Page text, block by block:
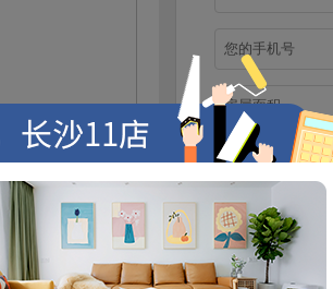
装修在线咨询
全部>>
免费电话申请:
马上提交申请即送